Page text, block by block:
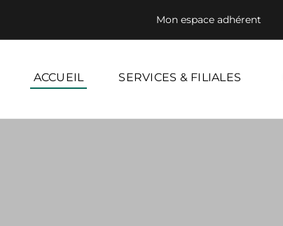
Mon espace adhérent
ACCUEIL SERVICES & FILIALES